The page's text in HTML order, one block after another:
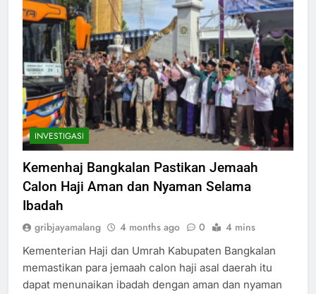
INVESTIGASI
Kemenhaj Bangkalan Pastikan Jemaah
Calon Haji Aman dan Nyaman Selama
Ibadah
gribjayamalang 4 months ago 0 4 mins
Kementerian Haji dan Umrah Kabupaten Bangkalan
memastikan para jemaah calon haji asal daerah itu
dapat menunaikan ibadah dengan aman dan nyaman